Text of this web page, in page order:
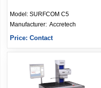
Model: SURFCOM C5
Accretech
Price: Contact